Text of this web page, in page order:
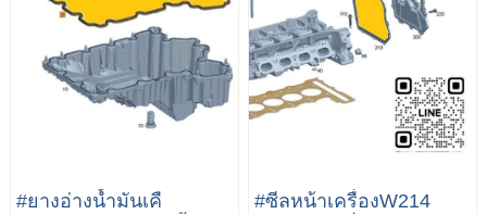
#ยางอ่างน้ำมันเคื
#ซีลหน้าเครื่องW214